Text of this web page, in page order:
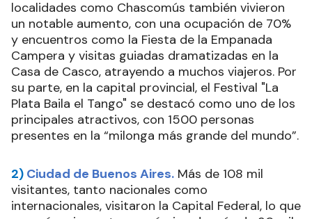
localidades como Chascomús también vivieron
un notable aumento, con una ocupación de 70%
y encuentros como la Fiesta de la Empanada
Campera y visitas guiadas dramatizadas en la
Casa de Casco, atrayendo a muchos viajeros. Por
su parte, en la capital provincial, el Festival "La
Plata Baila el Tango" se destacó como uno de los
principales atractivos, con 1500 personas
presentes en la “milonga más grande del mundo”.
2) Ciudad de Buenos Aires. Más de 108 mil
visitantes, tanto nacionales como
internacionales, visitaron la Capital Federal, lo que